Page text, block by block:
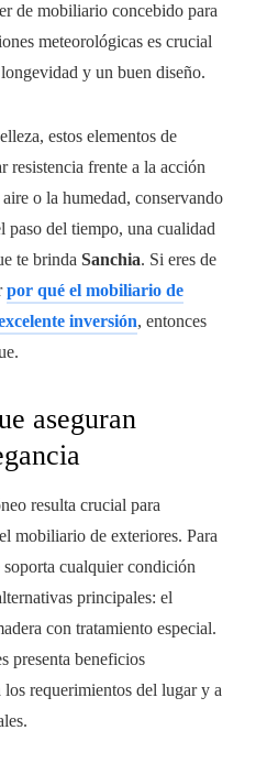
de mobiliario concebido para
meteorológicas es crucial
y un buen diseño.
estos elementos de
resistencia frente a la acción
o la humedad, conservando
paso del tiempo, una cualidad
te brinda Sanchia. Si eres de
por qué el mobiliario de
inversión, entonces
aseguran
resulta crucial para
mobiliario de exteriores. Para
cualquier condición
principales: el
con tratamiento especial.
presenta beneficios
los requerimientos del lugar y a